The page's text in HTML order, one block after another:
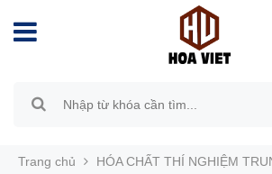
Trang chủ HÓA CHẤT THÍ NGHIỆM